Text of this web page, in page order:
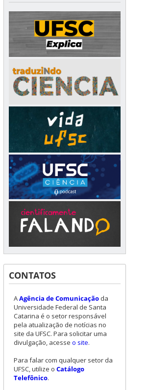
CONTATOS
AAgência de Comunicação da
Universidade Federal de Santa
Catarina é o setor responsável
pela atualização de notícias no
site da UFSC. Para solicitar uma
divulgação, acesse o site.
Para falar com qualquer setor da
UFSC, utilize o Catálogo
Telefônico.